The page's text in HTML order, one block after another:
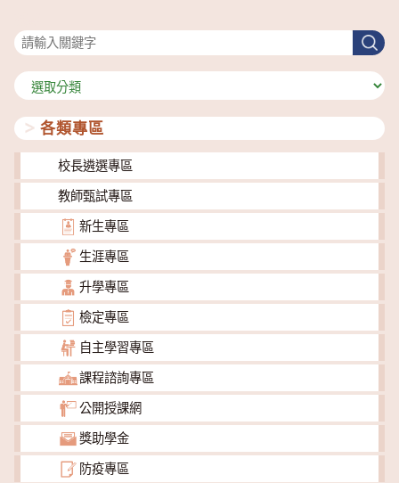
搜
尋
分
類
各類專區
校長遴選專區
教師甄試專區
新生專區
生涯專區
升學專區
檢定專區
自主學習專區
課程諮詢專區
公開授課網
獎助學金
防疫專區